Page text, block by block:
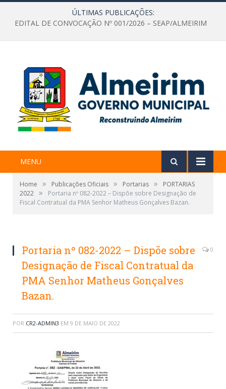
ÚLTIMAS PUBLICAÇÕES:
EDITAL DE CONVOCAÇÃO Nº 001/2026 – SEAP/ALMEIRIM
MENU
Home » Publicações Oficiais » Portarias »
PORTARIAS
2022 »
Portaria nº 082-2022 – Dispõe sobre Designação de
Fiscal Contratual da PMA Senhor Matheus Gonçalves Bazan.
Portaria nº 082-2022 – Dispõe sobre
Designação de Fiscal Contratual da
PMA Senhor Matheus Gonçalves
Bazan.
0
POR CR2-ADMIN3 EM 9 DE MAIO DE 2022